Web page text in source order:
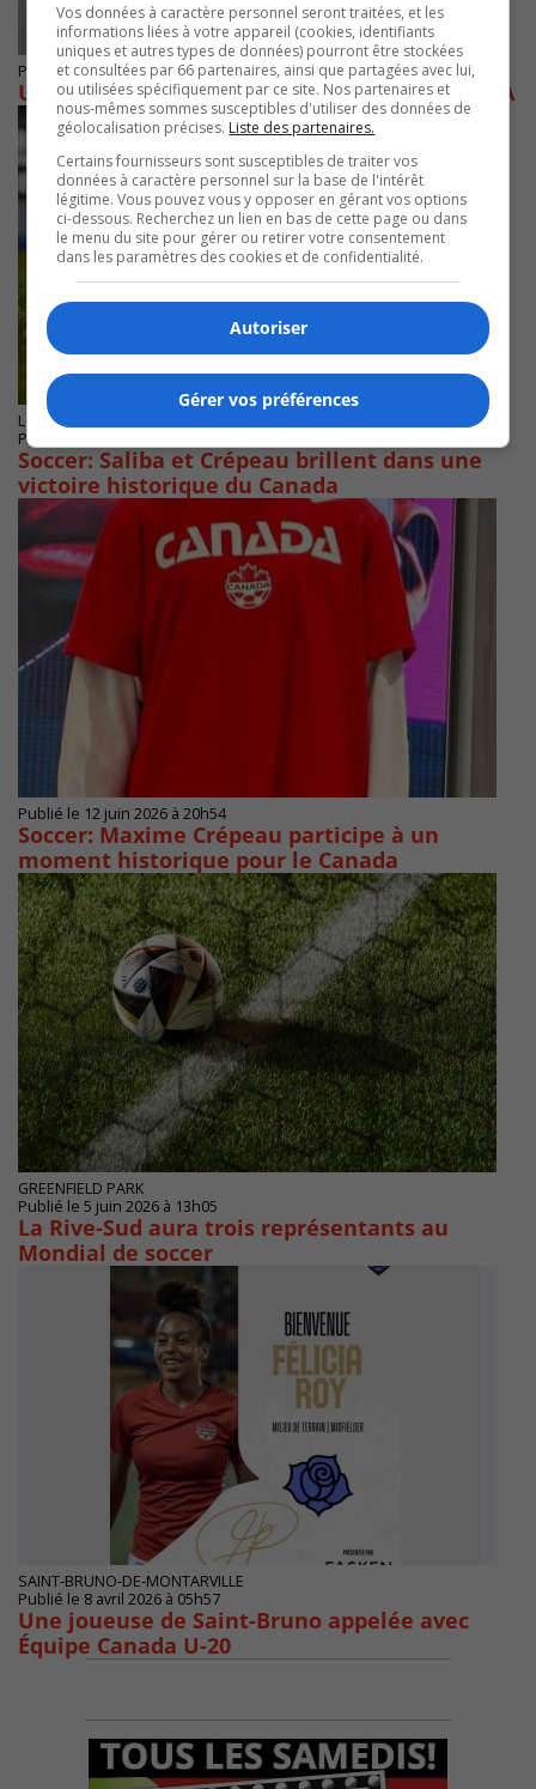
Publié le 3 juillet 2026 à 19h00
Un Candiacois à la Coupe du monde de la FIFA
LONGUEUIL
Publié le 19 juin 2026 à 06h52
Soccer: Saliba et Crépeau brillent dans une
victoire historique du Canada
Publié le 12 juin 2026 à 20h54
Soccer: Maxime Crépeau participe à un
moment historique pour le Canada
GREENFIELD PARK
Publié le 5 juin 2026 à 13h05
La Rive-Sud aura trois représentants au
Mondial de soccer
SAINT-BRUNO-DE-MONTARVILLE
Publié le 8 avril 2026 à 05h57
Une joueuse de Saint-Bruno appelée avec
Équipe Canada U-20
Vos données à caractère personnel seront traitées, et les
informations liées à votre appareil (cookies, identifiants
uniques et autres types de données) pourront être stockées
et consultées par 66 partenaires, ainsi que partagées avec lui,
ou utilisées spécifiquement par ce site. Nos partenaires et
nous-mêmes sommes susceptibles d'utiliser des données de
géolocalisation précises. Liste des partenaires.
Certains fournisseurs sont susceptibles de traiter vos
données à caractère personnel sur la base de l'intérêt
légitime. Vous pouvez vous y opposer en gérant vos options
ci-dessous. Recherchez un lien en bas de cette page ou dans
le menu du site pour gérer ou retirer votre consentement
dans les paramètres des cookies et de confidentialité.
Autoriser
Gérer vos préférences